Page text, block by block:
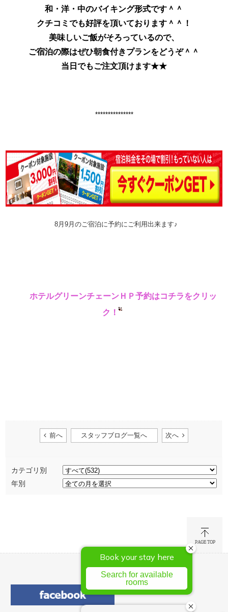
和・洋・中のバイキング形式です＾＾
クチコミでも好評を頂いております＾＾！
美味しいご飯がそろっているので、
ご宿泊の際はぜひ朝食付きプランをどうぞ＾＾
当日でもご注文頂けます★★
***************
8月9月のご宿泊に予約にご利用出来ます♪
ホテルグリーンチェーンＨＰ予約はコチラをクリッ
ク！
前へ スタッフブログ一覧へ 次へ
カテゴリ別
年別